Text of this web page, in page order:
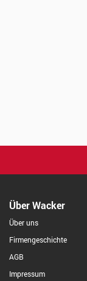
Über Wacker
Über uns
Firmengeschichte
AGB
Impressum